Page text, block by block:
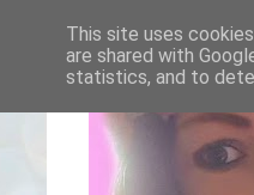
This site uses
are shared with
statistics, and to